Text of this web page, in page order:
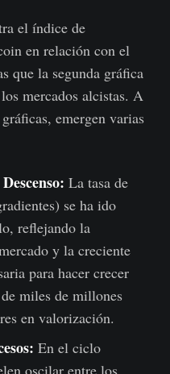
el índice de
en relación con el
que la segunda gráfica
mercados alcistas. A
emergen varias
La tasa de
se ha ido
reflejando la
y la creciente
para hacer crecer
miles de millones
en valorización.
En el ciclo
oscilar entre los